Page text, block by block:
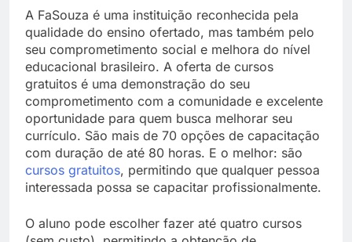
A FaSouza é uma instituição reconhecida pela
qualidade do ensino ofertado, mas também pelo
seu comprometimento social e melhora do nível
educacional brasileiro. A oferta de cursos
gratuitos é uma demonstração do seu
comprometimento com a comunidade e excelente
oportunidade para quem busca melhorar seu
currículo. São mais de 70 opções de capacitação
com duração de até 80 horas. E o melhor: são
cursos gratuitos, permitindo que qualquer pessoa
interessada possa se capacitar profissionalmente.
O aluno pode escolher fazer até quatro cursos